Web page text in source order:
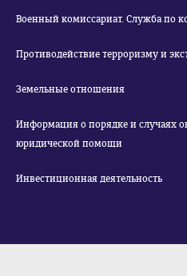
Военный комиссариат. Служба по
Противодействие терроризму и
Земельные отношения
Информация о порядке и случаях
юридической помощи
Инвестиционная деятельность